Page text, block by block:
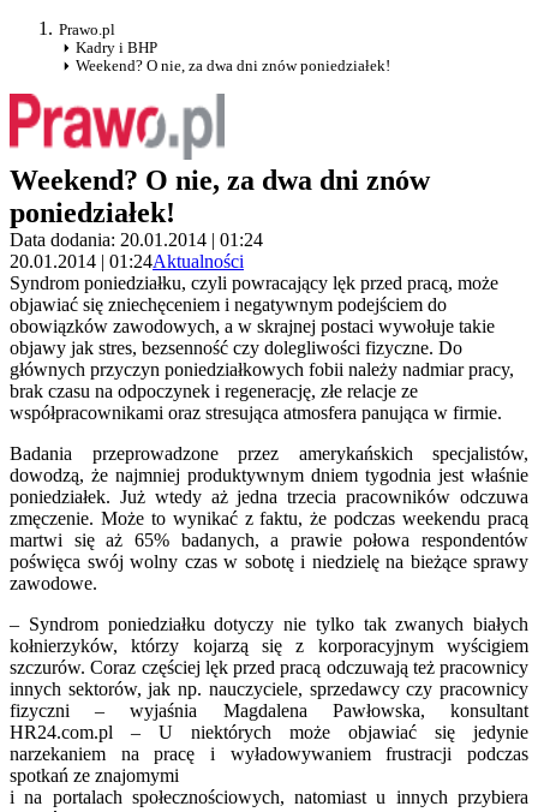
Prawo.pl
Kadry i BHP
Weekend? O nie, za dwa dni znów poniedziałek!
Weekend? O nie, za dwa dni znów
poniedziałek!
Data dodania: 20.01.2014 | 01:24
20.01.2014 | 01:24Aktualności
Syndrom poniedziałku, czyli powracający lęk przed pracą, może
objawiać się zniechęceniem i negatywnym podejściem do
obowiązków zawodowych, a w skrajnej postaci wywołuje takie
objawy jak stres, bezsenność czy dolegliwości fizyczne. Do
głównych przyczyn poniedziałkowych fobii należy nadmiar pracy,
brak czasu na odpoczynek i regenerację, złe relacje ze
współpracownikami oraz stresująca atmosfera panująca w firmie.
Badania przeprowadzone przez amerykańskich specjalistów,
dowodzą, że najmniej produktywnym dniem tygodnia jest właśnie
poniedziałek. Już wtedy aż jedna trzecia pracowników odczuwa
zmęczenie. Może to wynikać z faktu, że podczas weekendu pracą
martwi się aż 65% badanych, a prawie połowa respondentów
poświęca swój wolny czas w sobotę i niedzielę na bieżące sprawy
zawodowe.
– Syndrom poniedziałku dotyczy nie tylko tak zwanych białych
kołnierzyków, którzy kojarzą się z korporacyjnym wyścigiem
szczurów. Coraz częściej lęk przed pracą odczuwają też pracownicy
innych sektorów, jak np. nauczyciele, sprzedawcy czy pracownicy
fizyczni – wyjaśnia Magdalena Pawłowska, konsultant
HR24.com.pl – U niektórych może objawiać się jedynie
narzekaniem na pracę i wyładowywaniem frustracji podczas
spotkań ze znajomymi
i na portalach społecznościowych, natomiast u innych przybiera